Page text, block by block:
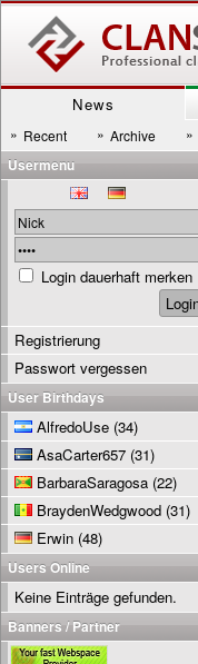
News
» Recent » Archive »
Usermenu
Login dauerhaft merken
Registrierung
Passwort vergessen
User Birthdays
AlfredoUse (34)
AsaCarter657 (31)
BarbaraSaragosa (22)
BraydenWedgwood (31)
Erwin (48)
Users Online
Keine Einträge gefunden.
Banners / Partner